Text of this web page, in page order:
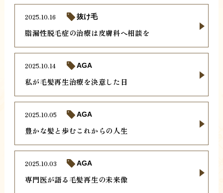
脂漏性脱毛症の治療は皮膚科へ相談を
2025.10.16 抜け毛
私が毛髪再生治療を決意した日
2025.10.14 AGA
豊かな髪と歩むこれからの人生
2025.10.05 AGA
専門医が語る毛髪再生の未来像
2025.10.03 AGA